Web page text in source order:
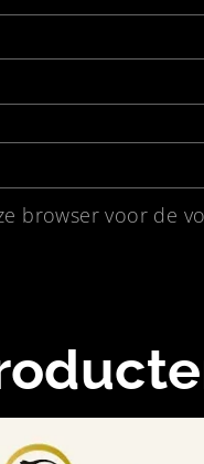
browser voor de